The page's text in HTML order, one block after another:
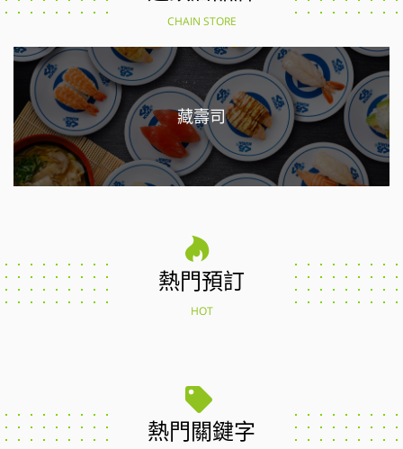
CHAIN STORE
藏壽司
熱門預訂
HOT
熱門關鍵字